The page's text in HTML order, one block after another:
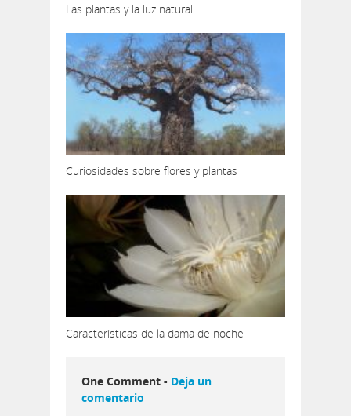
Las plantas y la luz natural
Curiosidades sobre flores y plantas
Características de la dama de noche
One Comment - Deja un
comentario